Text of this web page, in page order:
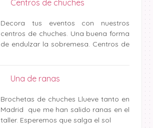
Centros de chuches
Decora tus eventos con nuestros
centros de chuches. Una buena forma
de endulzar la sobremesa. Centros de
Una de ranas
Brochetas de chuches Llueve tanto en
Madrid que me han salido ranas en el
taller. Esperemos que salga el sol